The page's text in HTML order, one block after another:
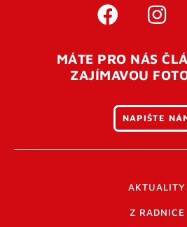
MÁTE PRO NÁS
ZAJÍMAVOU
NAPIŠTE
AKTUALITY
Z RADNICE